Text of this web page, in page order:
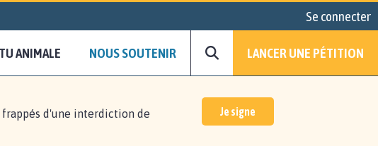
Se connecter
ANIMALE NOUS SOUTENIR LANCER UNE PÉTITION
d'une interdiction de
Je signe